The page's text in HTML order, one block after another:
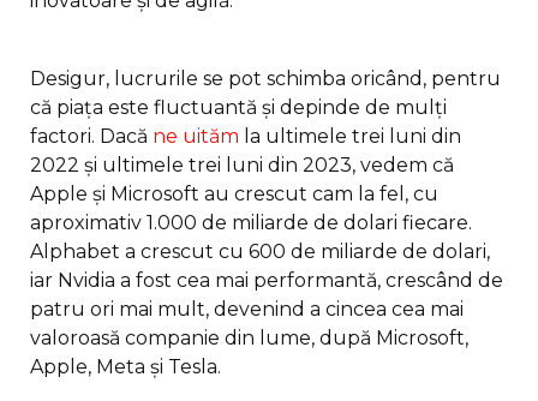
Desigur, lucrurile se pot schimba oricând, pentru
că piața este fluctuantă și depinde de mulți
factori. Dacă ne uităm la ultimele trei luni din
2022 și ultimele trei luni din 2023, vedem că
Apple și Microsoft au crescut cam la fel, cu
aproximativ 1.000 de miliarde de dolari fiecare.
Alphabet a crescut cu 600 de miliarde de dolari,
iar Nvidia a fost cea mai performantă, crescând de
patru ori mai mult, devenind a cincea cea mai
valoroasă companie din lume, după Microsoft,
Apple, Meta și Tesla.